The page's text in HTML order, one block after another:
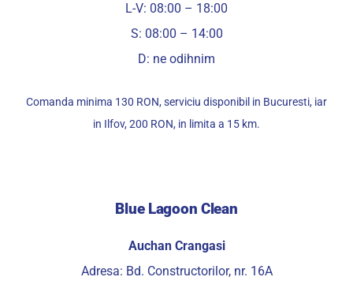
L-V: 08:00 – 18:00
S: 08:00 – 14:00
D: ne odihnim
Comanda minima 130 RON, serviciu disponibil in Bucuresti, iar
in Ilfov, 200 RON, in limita a 15 km.
Blue Lagoon Clean
Auchan Crangasi
Adresa: Bd. Constructorilor, nr. 16A